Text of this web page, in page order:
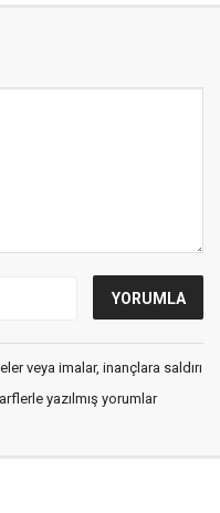
veya imalar, inançlara saldırı
yazılmış yorumlar